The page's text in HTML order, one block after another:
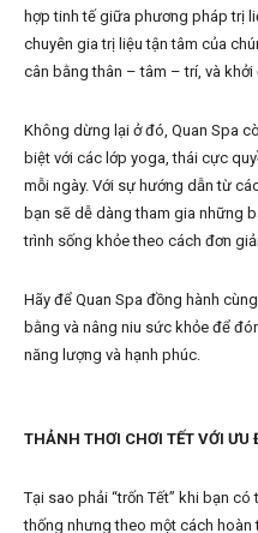
hợp tinh tế giữa phương pháp trị
chuyên gia trị liệu tận tâm của
cân bằng thân – tâm – trí, và
Không dừng lại ở đó, Quan Spa
biệt với các lớp yoga, thái cực
mỗi ngày. Với sự hướng dẫn từ
bạn sẽ dễ dàng tham gia những
trình sống khỏe theo cách đơn
Hãy để Quan Spa đồng hành
bằng và nâng niu sức khỏe để
năng lượng và hạnh phúc.
THẢNH THƠI CHƠI TẾT VỚI ƯU
Tại sao phải “trốn Tết” khi bạn
thống nhưng theo một cách hoàn